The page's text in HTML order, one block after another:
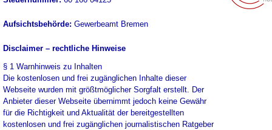
Aufsichtsbehörde: Gewerbeamt Bremen
Disclaimer – rechtliche Hinweise
§ 1 Warnhinweis zu Inhalten
Die kostenlosen und frei zugänglichen Inhalte dieser
Webseite wurden mit größtmöglicher Sorgfalt erstellt. Der
Anbieter dieser Webseite übernimmt jedoch keine Gewähr
für die Richtigkeit und Aktualität der bereitgestellten
kostenlosen und frei zugänglichen journalistischen Ratgeber